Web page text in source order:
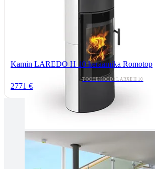
Kamin LAREDO H 10 keraamika Romotop
TOOTEKOOD: LARXEH 10
2771 €
kaminakoda@kaminakoda.ee